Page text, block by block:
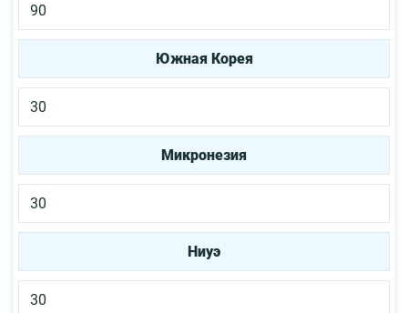
90
Южная Корея
30
Микронезия
30
Ниуэ
30